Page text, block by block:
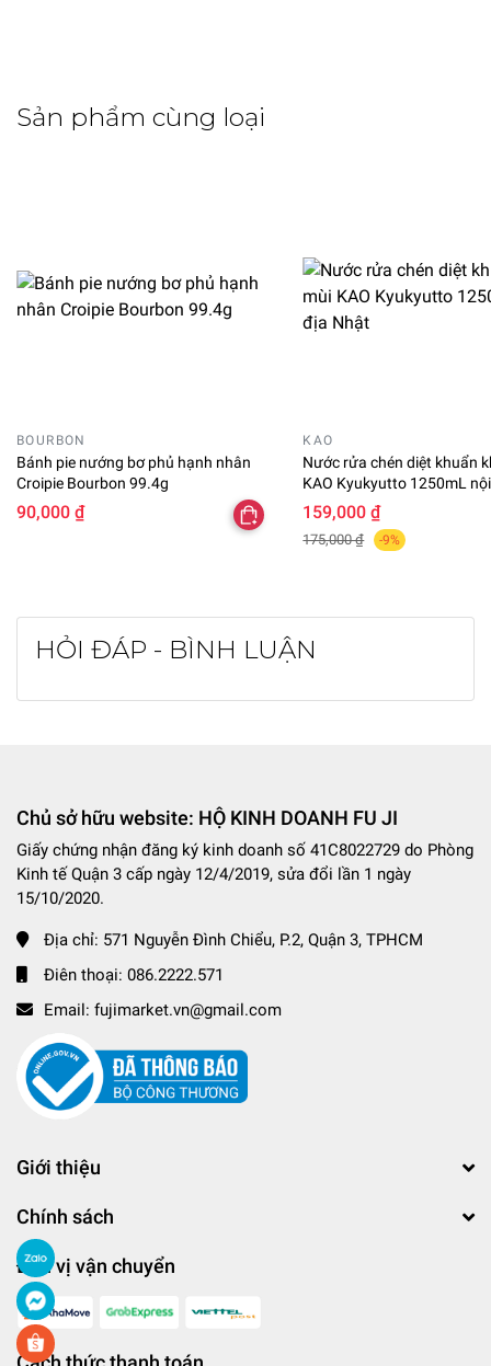
Sản phẩm cùng loại
BOURBON
Bánh pie nướng bơ phủ hạnh nhân
Croipie Bourbon 99.4g
90,000 ₫
KAO
Nước rửa chén diệt khuẩn
KAO Kyukyutto 1250mL
159,000 ₫
175,000 ₫ -9%
HỎI ĐÁP - BÌNH LUẬN
Chủ sở hữu website: HỘ KINH DOANH FU JI
Giấy chứng nhận đăng ký kinh doanh số 41C8022729 do Phòng
Kinh tế Quận 3 cấp ngày 12/4/2019, sửa đổi lần 1 ngày
15/10/2020.
Địa chỉ: 571 Nguyễn Đình Chiểu, P.2, Quận 3, TPHCM
Điên thoại: 086.2222.571
Email: fujimarket.vn@gmail.com
Giới thiệu
Chính sách
Đơn vị vận chuyển